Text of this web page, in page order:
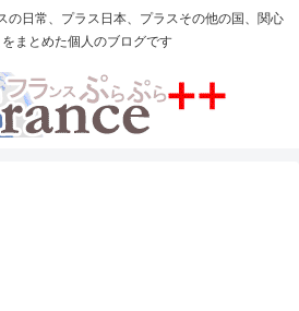
の日常、プラス日本、プラスその他の国、関心
をまとめた個人のブログです